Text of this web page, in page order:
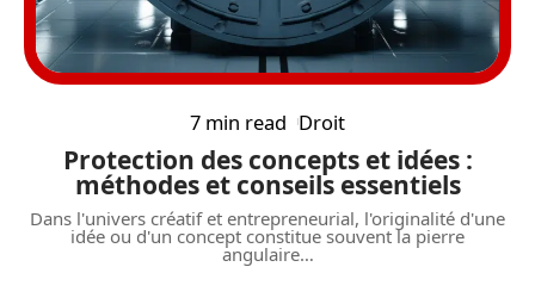
7 min read Droit
Protection des concepts et idées :
méthodes et conseils essentiels
Dans l'univers créatif et entrepreneurial, l'originalité d'une
idée ou d'un concept constitue souvent la pierre
angulaire…